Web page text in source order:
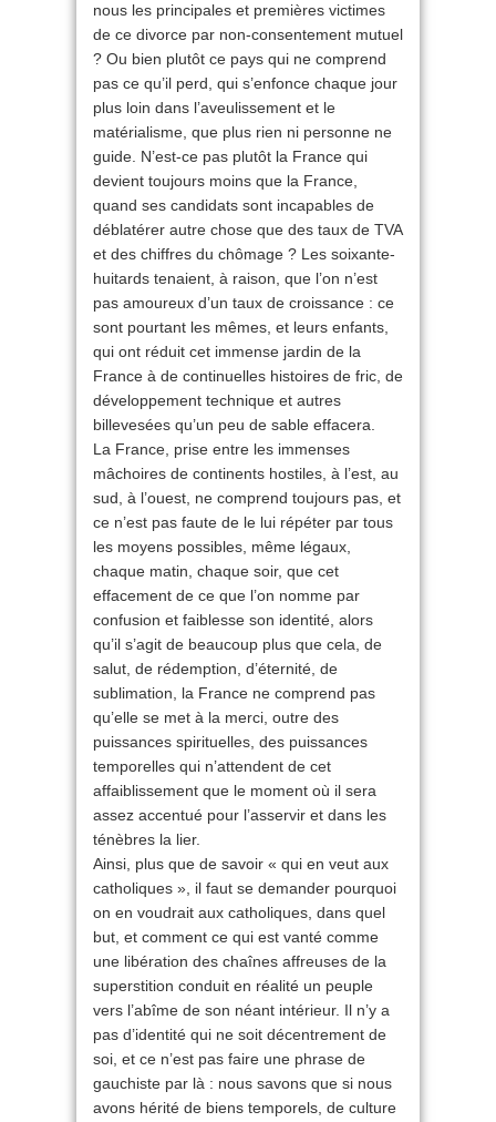
nous les principales et premières victimes
de ce divorce par non-consentement mutuel
? Ou bien plutôt ce pays qui ne comprend
pas ce qu’il perd, qui s’enfonce chaque jour
plus loin dans l’aveulissement et le
matérialisme, que plus rien ni personne ne
guide. N’est-ce pas plutôt la France qui
devient toujours moins que la France,
quand ses candidats sont incapables de
déblatérer autre chose que des taux de TVA
et des chiffres du chômage ? Les soixante-
huitards tenaient, à raison, que l’on n’est
pas amoureux d’un taux de croissance : ce
sont pourtant les mêmes, et leurs enfants,
qui ont réduit cet immense jardin de la
France à de continuelles histoires de fric, de
développement technique et autres
billevesées qu’un peu de sable effacera.
La France, prise entre les immenses
mâchoires de continents hostiles, à l’est, au
sud, à l’ouest, ne comprend toujours pas, et
ce n’est pas faute de le lui répéter par tous
les moyens possibles, même légaux,
chaque matin, chaque soir, que cet
effacement de ce que l’on nomme par
confusion et faiblesse son identité, alors
qu’il s’agit de beaucoup plus que cela, de
salut, de rédemption, d’éternité, de
sublimation, la France ne comprend pas
qu’elle se met à la merci, outre des
puissances spirituelles, des puissances
temporelles qui n’attendent de cet
affaiblissement que le moment où il sera
assez accentué pour l’asservir et dans les
ténèbres la lier.
Ainsi, plus que de savoir « qui en veut aux
catholiques », il faut se demander pourquoi
on en voudrait aux catholiques, dans quel
but, et comment ce qui est vanté comme
une libération des chaînes affreuses de la
superstition conduit en réalité un peuple
vers l’abîme de son néant intérieur. Il n’y a
pas d’identité qui ne soit décentrement de
soi, et ce n’est pas faire une phrase de
gauchiste par là : nous savons que si nous
avons hérité de biens temporels, de culture